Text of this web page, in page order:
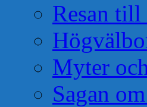
Resan till
Myter
Sagan